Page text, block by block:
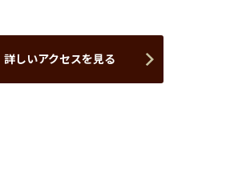
詳しいアクセスを見る